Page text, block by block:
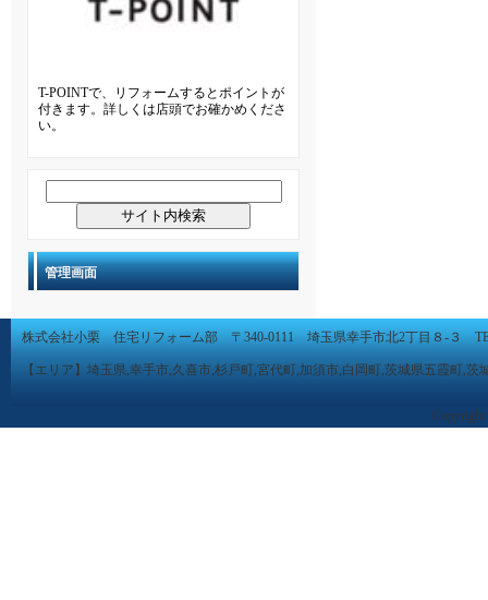
T-POINTで、リフォームするとポイントが
付きます。詳しくは店頭でお確かめくださ
い。
管理画面
株式会社小栗 住宅リフォーム部 〒340-0111 埼玉県幸手市北2丁目８-３
【エリア】埼玉県,幸手市,久喜市,杉戸町,宮代町,加須市,白岡町,茨城県五霞町,茨